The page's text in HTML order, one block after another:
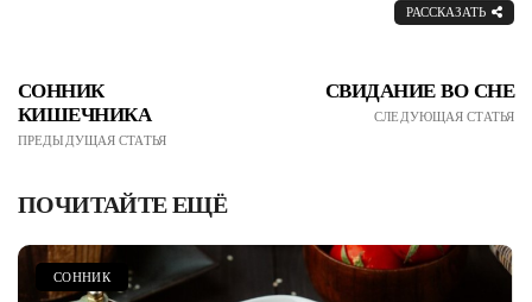
РАССКАЗАТЬ
СОННИК
КИШЕЧНИКА
ПРЕДЫДУЩАЯ СТАТЬЯ
СВИДАНИЕ ВО СНЕ
СЛЕДУЮЩАЯ СТАТЬЯ
ПОЧИТАЙТЕ ЕЩЁ
СОННИК